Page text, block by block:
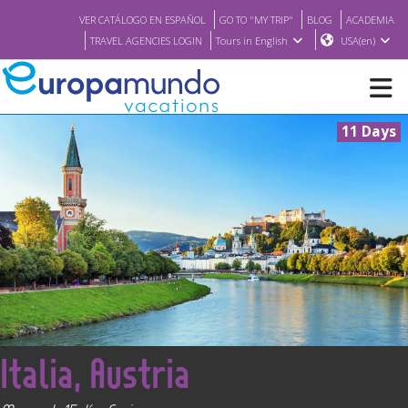
VER CATÁLOGO EN ESPAÑOL GO TO "MY TRIP" BLOG
ACADEMIA
TRAVEL AGENCIES LOGIN
Tours in English USA(en)
WHERE TO BUY
FEATURED
ABOUT US
11 Days
<
Italia, Austria